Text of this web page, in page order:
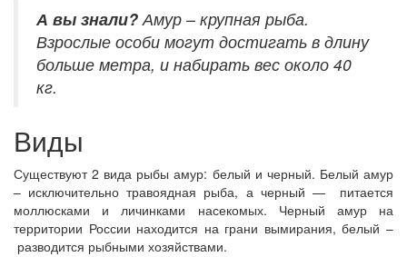
А вы знали?Амур – крупная рыба.
Взрослые особи могут достигать в длину
больше метра, и набирать вес около 40
кг.
Виды
Существуют 2 вида рыбы амур: белый и черный. Белый амур
– исключительно травоядная рыба, а черный — питается
моллюсками и личинками насекомых. Черный амур на
территории России находится на грани вымирания, белый –
разводится рыбными хозяйствами.